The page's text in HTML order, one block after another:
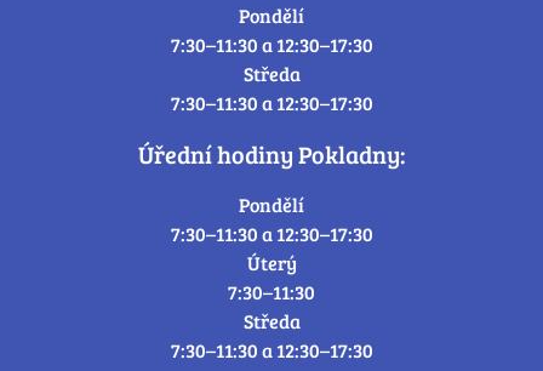
Pondělí
7:30–11:30 a 12:30–17:30
Středa
7:30–11:30 a 12:30–17:30
Úřední hodiny Pokladny:
Pondělí
7:30–11:30 a 12:30–17:30
Úterý
7:30–11:30
Středa
7:30–11:30 a 12:30–17:30